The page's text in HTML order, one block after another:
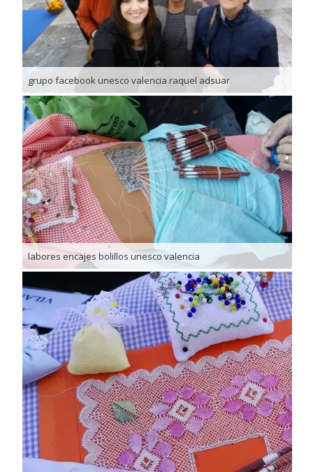
grupo facebook unesco valencia raquel adsuar
labores encajes bolillos unesco valencia